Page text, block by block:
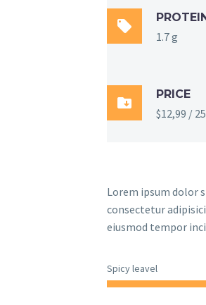

1.7 g

PRICE
$12,99 /
Lorem ipsum dolor
consectetur
eiusmod tempor
Spicy leavel